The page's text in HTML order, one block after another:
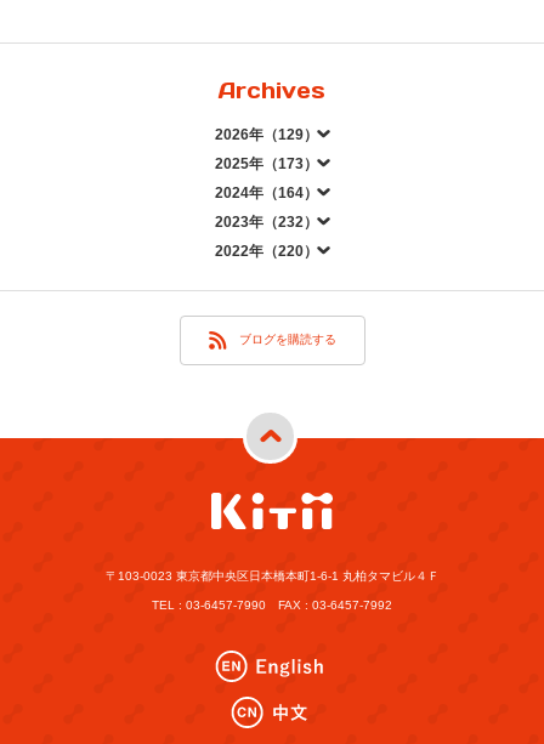
Archives
2026年（129）
2025年（173）
2024年（164）
2023年（232）
2022年（220）
ブログを購読する
〒103-0023 東京都中央区日本橋本町1-6-1 丸柏タマビル４Ｆ
TEL : 03-6457-7990 FAX : 03-6457-7992